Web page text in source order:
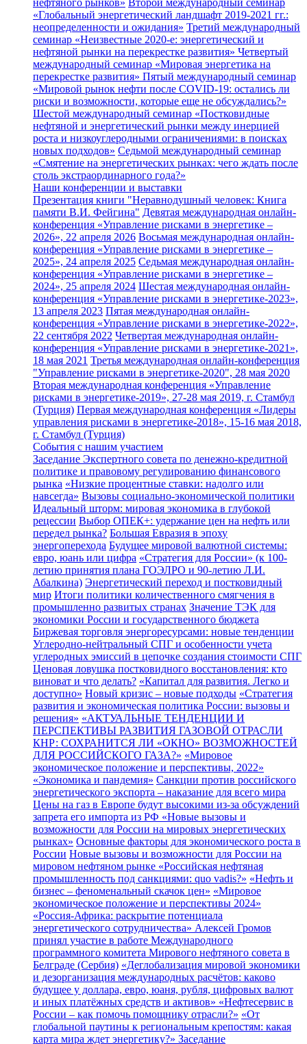
нефтяного рынков» Второй международный семинар
«Глобальный энергетический ландшафт 2019-2021 гг.:
неопределенности и ожидания» Третий международный
семинар «Неизвестные 2020-е: энергетический и
нефтяной рынки на перекрестке развития» Четвертый
международный семинар «Мировая энергетика на
перекрестке развития» Пятый международный семинар
«Мировой рынок нефти после COVID-19: остались ли
риски и возможности, которые еще не обсуждались?»
Шестой международный семинар «Постковидные
нефтяной и энергетический рынки между инерцией
роста и низкоуглеродными ограничениями: в поисках
новых подходов» Седьмой международный семинар
«Смятение на энергетических рынках: чего ждать после
столь экстраординарного года?»
Наши конференции и выставки
Презентация книги "Неравнодушный человек: Книга
памяти В.И. Фейгина" Девятая международная онлайн-
конференция «Управление рисками в энергетике –
2026», 22 апреля 2026 Восьмая международная онлайн-
конференция «Управление рисками в энергетике –
2025», 24 апреля 2025 Седьмая международная онлайн-
конференция «Управление рисками в энергетике –
2024», 25 апреля 2024 Шестая международная онлайн-
конференция «Управление рисками в энергетике-2023»,
13 апреля 2023 Пятая международная онлайн-
конференция «Управление рисками в энергетике-2022»,
22 сентября 2022 Четвертая международная онлайн-
конференция «Управление рисками в энергетике-2021»,
18 мая 2021 Третья международная онлайн-конференция
"Управление рисками в энергетике-2020", 28 мая 2020
Вторая международная конференция «Управление
рисками в энергетике-2019», 27-28 мая 2019, г. Стамбул
(Турция) Первая международная конференция «Лидеры
управления рисками в энергетике-2018», 15-16 мая 2018,
г. Стамбул (Турция)
События с нашим участием
Заседание Экспертного совета по денежно-кредитной
политике и правовому регулированию финансового
рынка «Низкие процентные ставки: надолго или
навсегда» Вызовы социально-экономической политики
Идеальный шторм: мировая экономика в глубокой
рецессии Выбор ОПЕК+: удержание цен на нефть или
передел рынка? Большая Евразия в эпоху
энергоперехода Будущее мировой валютной системы:
евро, юань или цифра «Стратегия для России» (к 100-
летию принятия плана ГОЭЛРО и 90-летию Л.И.
Абалкина) Энергетический переход и постковидный
мир Итоги политики количественного смягчения в
промышленно развитых странах Значение ТЭК для
экономики России и государственного бюджета
Биржевая торговля энергоресурсами: новые тенденции
Углеродно-нейтральный СПГ и особенности учета
углеродных эмиссий в цепочке создания стоимости СПГ
Ценовая ловушка постковидного восстановления: кто
виноват и что делать? «Капитал для развития. Легко и
доступно» Новый кризис – новые подходы «Стратегия
развития и экономическая политика России: вызовы и
решения» «АКТУАЛЬНЫЕ ТЕНДЕНЦИИ И
ПЕРСПЕКТИВЫ РАЗВИТИЯ ГАЗОВОЙ ОТРАСЛИ
КНР: СОХРАНИТСЯ ЛИ «ОКНО» ВОЗМОЖНОСТЕЙ
ДЛЯ РОССИЙСКОГО ГАЗА?» «Мировое
экономическое положение и перспективы, 2022»
«Экономика и пандемия» Санкции против российского
энергетического экспорта – наказание для всего мира
Цены на газ в Европе будут высокими из-за обсуждений
запрета его импорта из РФ «Новые вызовы и
возможности для России на мировых энергетических
рынках» Основные факторы для экономического роста в
России Новые вызовы и возможности для России на
мировом нефтяном рынке «Российская нефтяная
промышленность под санкциями: quo vadis?» «Нефть и
бизнес – феноменальный скачок цен» «Мировое
экономическое положение и перспективы 2024»
«Россия-Африка: раскрытие потенциала
энергетического сотрудничества» Алексей Громов
принял участие в работе Международного
программного комитета Мирового нефтяного совета в
Белграде (Сербия) «Деглобализация мировой экономики
и дезорганизация международных расчётов: каково
будущее у доллара, евро, юаня, рубля, цифровых валют
и иных платёжных средств и активов» «Нефтесервис в
России – как помочь помощнику отрасли?» «От
глобальной паутины к региональным крепостям: какая
карта мира ждет энергетику?» Заседание